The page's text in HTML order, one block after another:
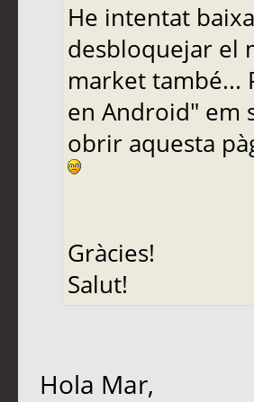
He intentat
desbloquejar el
market també...
en Android" em
obrir aquesta
Gràcies!
Salut!
Hola Mar,